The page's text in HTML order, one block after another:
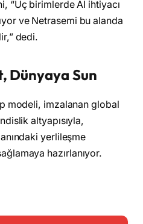
“Uç birimlerde AI ihtiyacı
ve Netrasemi bu alanda
dedi.
Dünyaya Sun
modeli, imzalanan global
altyapısıyla,
yerlileşme
hazırlanıyor.